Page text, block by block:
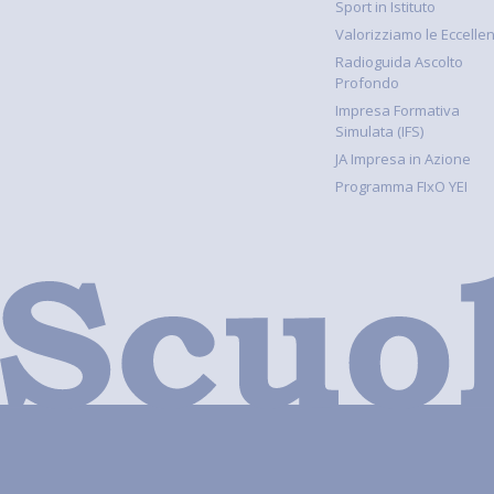
Sport in Istituto
Valorizziamo le
Radioguida Ascolto
Profondo
Impresa Formativa
Simulata (IFS)
JA Impresa in Azione
Programma FIxO YEI